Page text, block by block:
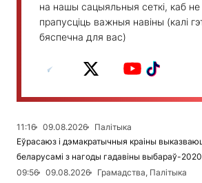
на нашы сацыяльныя сеткі, каб не
прапусціць важныя навіны (калі
бяспечна для вас)
11:16 09.08.2026
Палітыка
Еўрасаюз і дэмакратычныя краіны
беларусамі з нагоды гадавіны выбараў-2020
09:56
09.08.2026
Грамадства, Палітыка